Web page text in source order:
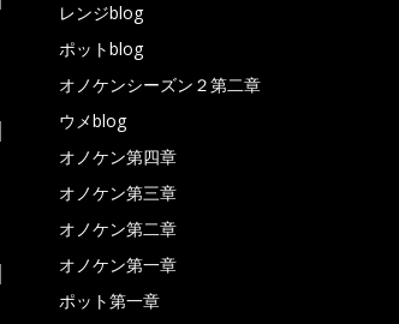
レンジblog
ポットblog
オノケンシーズン２第二章
ウメblog
オノケン第四章
オノケン第三章
オノケン第二章
オノケン第一章
ポット第一章